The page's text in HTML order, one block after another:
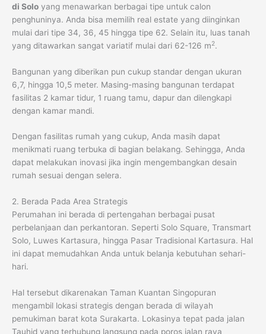
di Solo yang menawarkan berbagai tipe untuk calon
penghuninya. Anda bisa memilih real estate yang diinginkan
mulai dari tipe 34, 36, 45 hingga tipe 62. Selain itu, luas tanah
yang ditawarkan sangat variatif mulai dari 62-126 m2.
Bangunan yang diberikan pun cukup standar dengan ukuran
6,7, hingga 10,5 meter. Masing-masing bangunan terdapat
fasilitas 2 kamar tidur, 1 ruang tamu, dapur dan dilengkapi
dengan kamar mandi.
Dengan fasilitas rumah yang cukup, Anda masih dapat
menikmati ruang terbuka di bagian belakang. Sehingga, Anda
dapat melakukan inovasi jika ingin mengembangkan desain
rumah sesuai dengan selera.
2. Berada Pada Area Strategis
Perumahan ini berada di pertengahan berbagai pusat
perbelanjaan dan perkantoran. Seperti Solo Square, Transmart
Solo, Luwes Kartasura, hingga Pasar Tradisional Kartasura. Hal
ini dapat memudahkan Anda untuk belanja kebutuhan sehari-
hari.
Hal tersebut dikarenakan Taman Kuantan Singopuran
mengambil lokasi strategis dengan berada di wilayah
pemukiman barat kota Surakarta. Lokasinya tepat pada jalan
Tauhid yang terhubung langsung pada poros jalan raya